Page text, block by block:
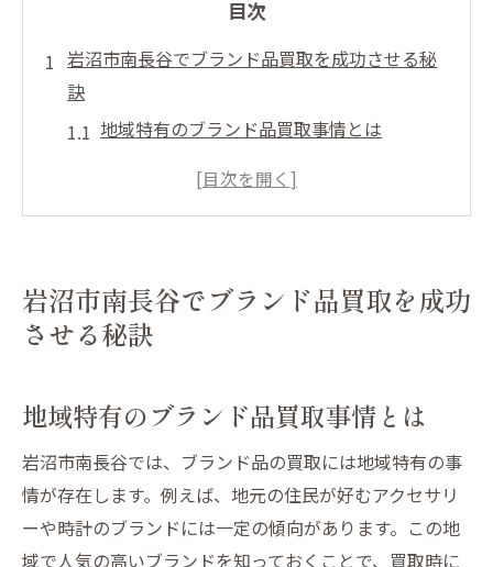
目次
岩沼市南長谷でブランド品買取を成功させる秘
訣
地域特有のブランド品買取事情とは
査定額を上げるための事前準備
失敗しないために避けるべき落とし穴
アクセサリー買取で査定額を最大化する方法
査定前に知っておくべき基礎知識
プロが教える最適な売却タイミング
付加価値を高めるメンテナンス術
比較することの重要性とその方法
岩沼市南長谷でブランド品買取を成功
させる秘訣
地域特有のブランド品買取事情とは
岩沼市南長谷では、ブランド品の買取には地域特有の事
情が存在します。例えば、地元の住民が好むアクセサリ
ーや時計のブランドには一定の傾向があります。この地
域で人気の高いブランドを知っておくことで、買取時に